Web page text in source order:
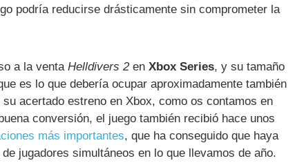
podría reducirse drásticamente sin comprometer la
a la venta Helldivers 2en Xbox Series, y su tamaño
es lo que debería ocupar aproximadamente también
su acertado estreno en Xbox, como os contamos en
conversión, el juego también recibió hace unos
más importantes, que ha conseguido que haya
jugadores simultáneos en lo que llevamos de año.